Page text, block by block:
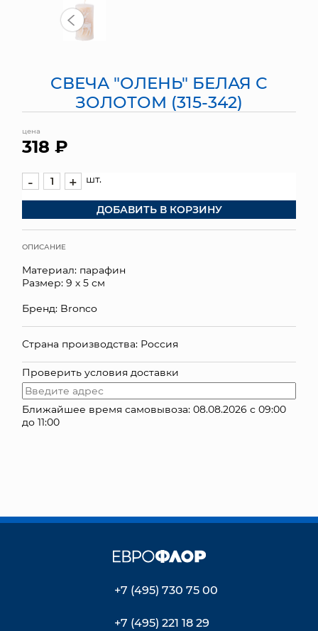
ЯЩИКИ
СУНДУКИ
ПОДАРОЧНЫЕ КАРТЫ
ОПТОВЫМ КЛИЕНТАМ
CВЕЧА "ОЛЕНЬ" БЕЛАЯ С
ЗОЛОТОМ (315-342)
цена
318 ₽
- + шт.
ДОБАВИТЬ В КОРЗИНУ
ОПИСАНИЕ
Материал: парафин
Размер: 9 х 5 см
Бренд: Bronco
Страна производства: Россия
Проверить условия доставки
Ближайшее время самовывоза: 08.08.2026 с 09:00
до 11:00
+7 (495) 730 75 00
+7 (495) 221 18 29